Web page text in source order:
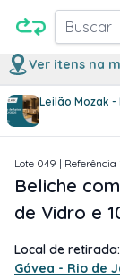
Buscar
Ver itens na
Leilão Mozak -
1/8
Lote 049 | Referência
Beliche
de Vidro e
Local de retirada:
Gávea - Rio de